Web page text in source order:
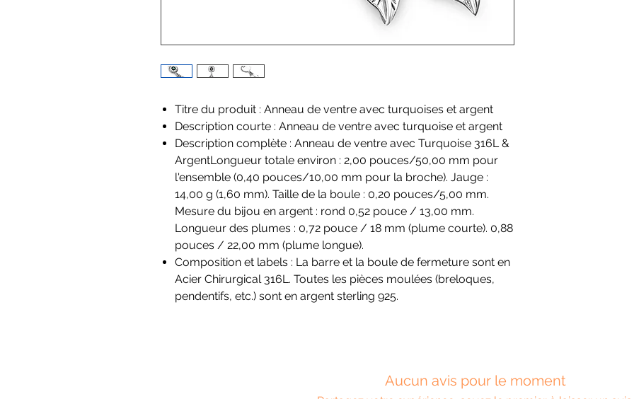
Titre du produit : Anneau de ventre avec turquoises et argent
Description courte : Anneau de ventre avec turquoise et argent
Description complète : Anneau de ventre avec Turquoise 316L &
ArgentLongueur totale environ : 2,00 pouces/50,00 mm pour
l'ensemble (0,40 pouces/10,00 mm pour la broche). Jauge :
14,00 g (1,60 mm). Taille de la boule : 0,20 pouces/5,00 mm.
Mesure du bijou en argent : rond 0,52 pouce / 13,00 mm.
Longueur des plumes : 0,72 pouce / 18 mm (plume courte). 0,88
pouces / 22,00 mm (plume longue).
Composition et labels : La barre et la boule de fermeture sont en
Acier Chirurgical 316L. Toutes les pièces moulées (breloques,
pendentifs, etc.) sont en argent sterling 925.
Aucun avis pour le moment